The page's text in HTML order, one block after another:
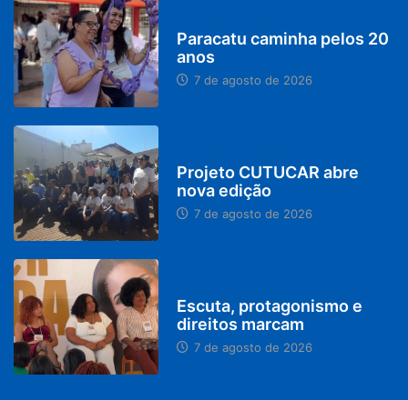
Paracatu caminha pelos 20
anos
7 de agosto de 2026
Projeto CUTUCAR abre
nova edição
7 de agosto de 2026
Escuta, protagonismo e
direitos marcam
7 de agosto de 2026